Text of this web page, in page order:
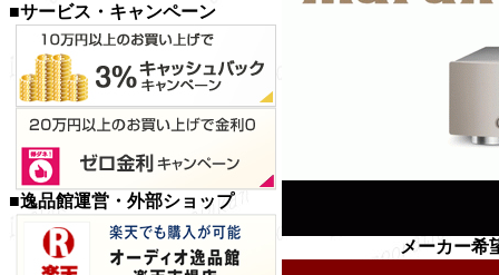
■サービス・キャンペーン
■逸品館運営・外部ショップ
メーカー希